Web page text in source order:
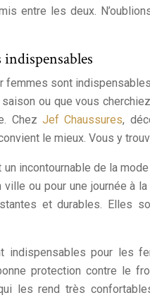
entre les deux.
femmes sont
saison ou que vous
Chez Jef Chaussures,
le mieux. Vous y
incontournable de la
ou pour une journée à
et durables. Elles
indispensables pour les
protection contre le
les rend très